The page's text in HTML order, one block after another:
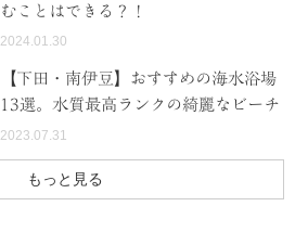
むことはできる？！
2024.01.30
【下田・南伊豆】おすすめの海水浴場
13選。水質最高ランクの綺麗なビーチ
2023.07.31
もっと見る